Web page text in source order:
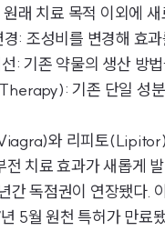
치료 목적 이외에 새
조성비를 변경해 효과
기존 약물의 생산 방법
기존 단일 성분
와 리피토(Lipitor)
치료 효과가 새롭게
간 독점권이 연장됐다.
5월 원천 특허가 만료